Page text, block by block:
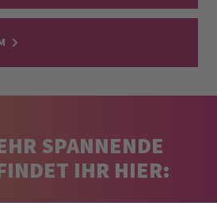
SPANNENDE
IHR HIER: